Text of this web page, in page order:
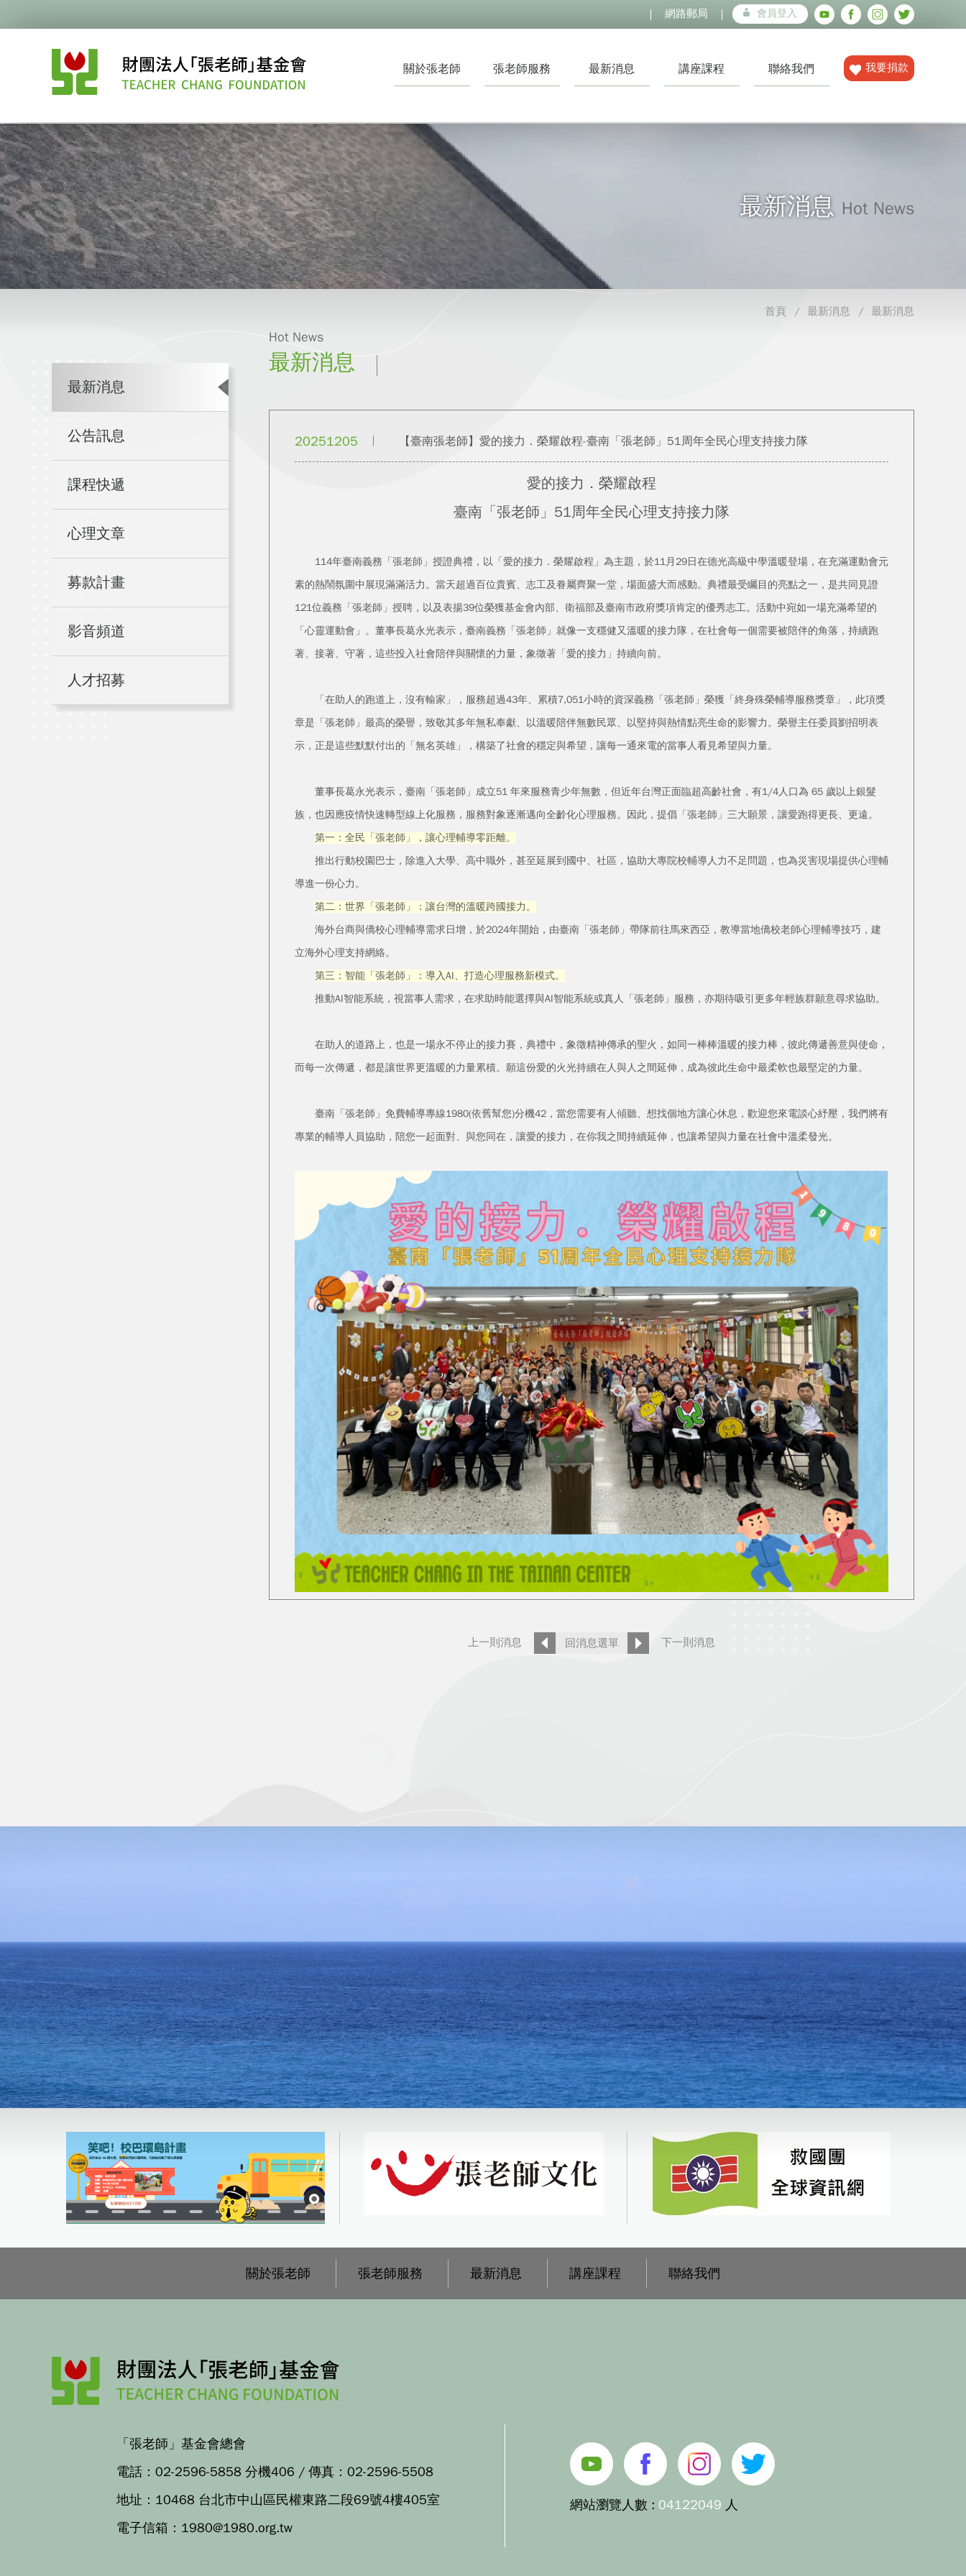
網路郵局 會員登入
關於張老師 張老師服務 最新消息 講座課程 聯絡我們 我要捐款
最新消息 Hot News
首頁 最新消息 最新消息
最新消息
公告訊息
課程快遞
心理文章
募款計畫
影音頻道
人才招募
Hot News
最新消息
20251205 【臺南張老師】愛的接力．榮耀啟程-臺南「張老師」51周年全民心理支持接力隊
愛的接力．榮耀啟程
臺南「張老師」51周年全民心理支持接力隊
114年臺南義務「張老師」授證典禮，以「愛的接力．榮耀啟程」為主題，於11月29日在德光高級中學溫暖登場，在充滿運動會元
素的熱鬧氛圍中展現滿滿活力。當天超過百位貴賓、志工及眷屬齊聚一堂，場面盛大而感動。典禮最受矚目的亮點之一，是共同見證
121位義務「張老師」授聘，以及表揚39位榮獲基金會內部、衛福部及臺南市政府獎項肯定的優秀志工。活動中宛如一場充滿希望的
「心靈運動會」。董事長葛永光表示，臺南義務「張老師」就像一支穩健又溫暖的接力隊，在社會每一個需要被陪伴的角落，持續跑
著、接著、守著，這些投入社會陪伴與關懷的力量，象徵著「愛的接力」持續向前。
「在助人的跑道上，沒有輸家」，服務超過43年、累積7,051小時的資深義務「張老師」榮獲「終身殊榮輔導服務獎章」，此項獎
章是「張老師」最高的榮譽，致敬其多年無私奉獻、以溫暖陪伴無數民眾、以堅持與熱情點亮生命的影響力。榮譽主任委員劉招明表
示，正是這些默默付出的「無名英雄」，構築了社會的穩定與希望，讓每一通來電的當事人看見希望與力量。
董事長葛永光表示，臺南「張老師」成立51 年來服務青少年無數，但近年台灣正面臨超高齡社會，有1/4人口為 65 歲以上銀髮
族，也因應疫情快速轉型線上化服務，服務對象逐漸邁向全齡化心理服務。因此，提倡「張老師」三大願景，讓愛跑得更長、更遠。
第一：全民「張老師」，讓心理輔導零距離。
推出行動校園巴士，除進入大學、高中職外，甚至延展到國中、社區，協助大專院校輔導人力不足問題，也為災害現場提供心理輔
導進一份心力。
第二：世界「張老師」：讓台灣的溫暖跨國接力。
海外台商與僑校心理輔導需求日增，於2024年開始，由臺南「張老師」帶隊前往馬來西亞，教導當地僑校老師心理輔導技巧，建
立海外心理支持網絡。
第三：智能「張老師」：導入AI、打造心理服務新模式。
推動AI智能系統，視當事人需求，在求助時能選擇與AI智能系統或真人「張老師」服務，亦期待吸引更多年輕族群願意尋求協助。
在助人的道路上，也是一場永不停止的接力賽，典禮中，象徵精神傳承的聖火，如同一棒棒溫暖的接力棒，彼此傳遞善意與使命，
而每一次傳遞，都是讓世界更溫暖的力量累積。願這份愛的火光持續在人與人之間延伸，成為彼此生命中最柔軟也最堅定的力量。
臺南「張老師」免費輔導專線1980(依舊幫您)分機42，當您需要有人傾聽、想找個地方讓心休息，歡迎您來電談心紓壓，我們將有
專業的輔導人員協助，陪您一起面對、與您同在，讓愛的接力，在你我之間持續延伸，也讓希望與力量在社會中溫柔發光。
上一則消息 回消息選單 下一則消息
關於張老師 張老師服務 最新消息 講座課程 聯絡我們
「張老師」基金會總會
電話： 02-2596-5858 分機406 / 傳真： 02-2596-5508
地址： 10468 台北市中山區民權東路二段69號4樓405室
電子信箱： 1980@1980.org.tw
網站瀏覽人數 : 04122049 人